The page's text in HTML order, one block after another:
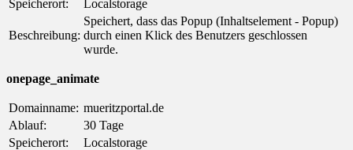
Speicherort: Localstorage
Beschreibung:
Speichert, dass das Popup (Inhaltselement - Popup)
durch einen Klick des Benutzers geschlossen
wurde.
onepage_animate
Domainname: mueritzportal.de
Ablauf:
30 Tage
Speicherort:
Localstorage